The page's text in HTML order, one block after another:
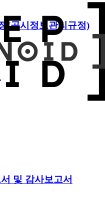
(공시정보관리규정)
및 감사보고서